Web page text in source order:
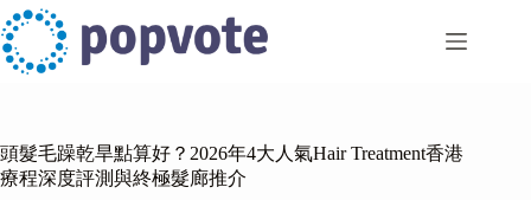
Skip
to
content
頭髮毛躁乾旱點算好？2026年4大人氣Hair Treatment香港
療程深度評測與終極髮廊推介